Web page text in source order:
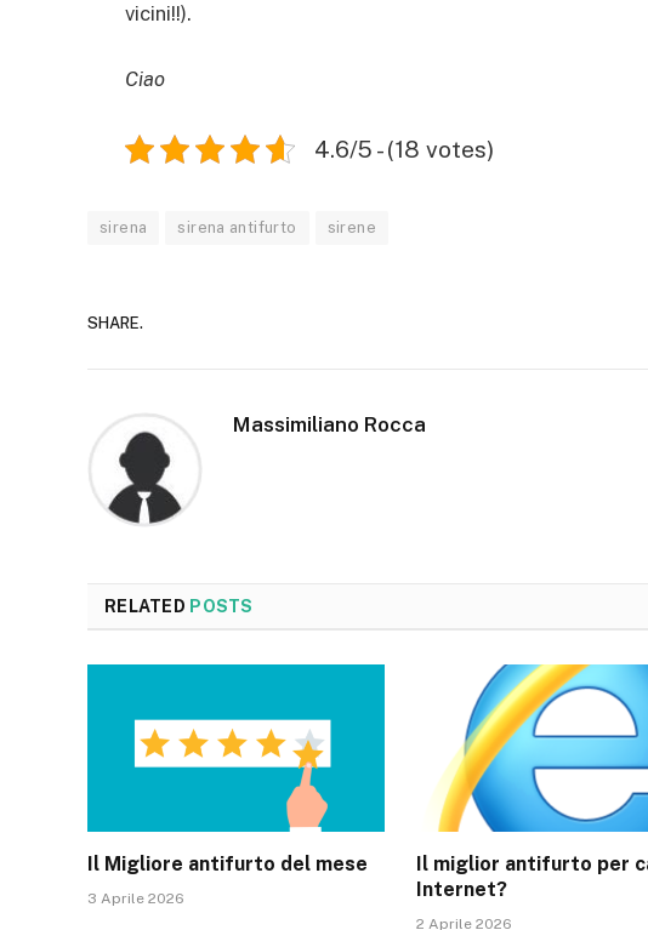
vicini!!).
Ciao
4.6/5 - (18 votes)
sirena sirena antifurto sirene
SHARE.
Massimiliano Rocca
RELATED POSTS
Il Migliore antifurto del mese
3 Aprile 2026
Il miglior antifurto per
Internet?
2 Aprile 2026